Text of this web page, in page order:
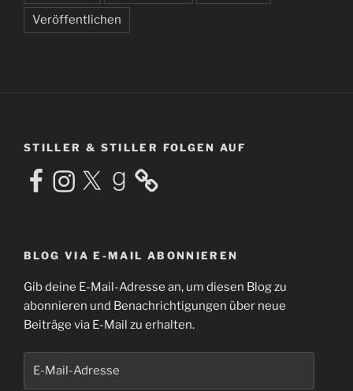
Veröffentlichen
STILLER & STILLER FOLGEN AUF
FacebookInstagram
X Goodreads
BLOG VIA E-MAIL ABONNIEREN
Gib deine E-Mail-Adresse an, um diesen Blog zu
abonnieren und Benachrichtigungen über neue
Beiträge via E-Mail zu erhalten.